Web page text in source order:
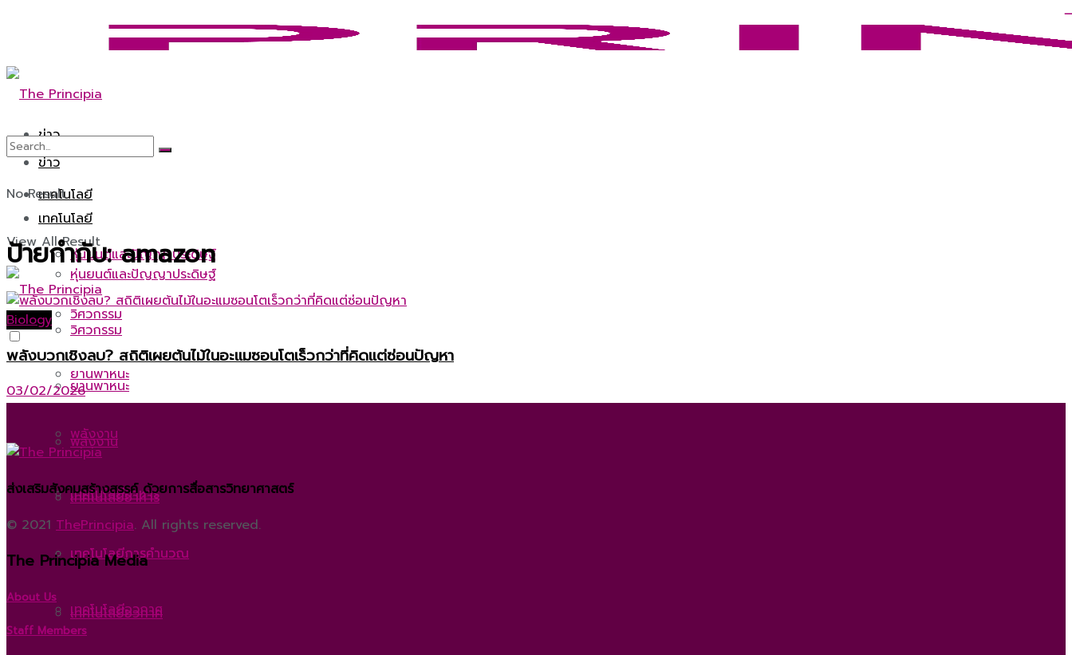
ข่าว
เทคโนโลยี
หุ่นยนต์และปัญญาประดิษฐ์
วิศวกรรม
ยานพาหนะ
พลังงาน
เทคโนโลยีอาหาร
เทคโนโลยีการคำนวณ
เทคโนโลยีอวกาศ
ข่าว
เทคโนโลยี
หุ่นยนต์และปัญญาประดิษฐ์
วิศวกรรม
ยานพาหนะ
พลังงาน
เทคโนโลยีอาหาร
เทคโนโลยีการคำนวณ
เทคโนโลยีอวกาศ
No Result
View All Result
ป้ายกำกับ:amazon
Biology
พลังบวกเชิงลบ? สถิติเผยต้นไม้ในอะแมซอนโตเร็วกว่าที่คิดแต่ซ่อนปัญหา
03/02/2026
ส่งเสริมสังคมสร้างสรรค์ ด้วยการสื่อสารวิทยาศาสตร์
© 2021 ThePrincipia. All rights reserved.
The Principia Media
About Us
Staff Members